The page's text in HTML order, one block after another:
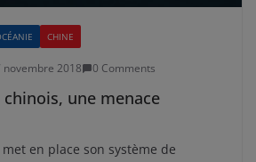
CHINE
novembre 2018 0 Comments
une menace
en place son système de